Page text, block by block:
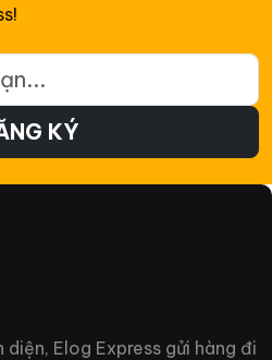
KÝ
Elog Express gửi hàng đi